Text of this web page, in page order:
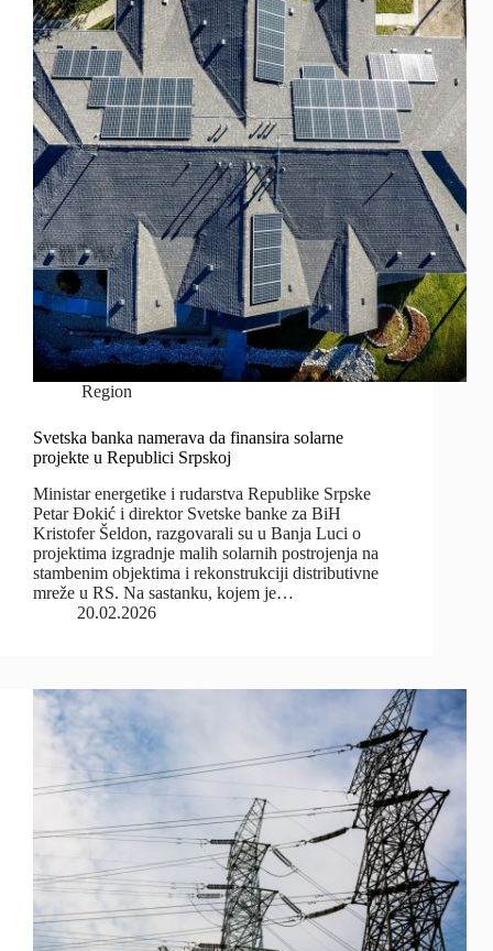
Region
Svetska banka namerava da finansira solarne
projekte u Republici Srpskoj
Ministar energetike i rudarstva Republike Srpske
Petar Đokić i direktor Svetske banke za BiH
Kristofer Šeldon, razgovarali su u Banja Luci o
projektima izgradnje malih solarnih postrojenja na
stambenim objektima i rekonstrukciji distributivne
mreže u RS. Na sastanku, kojem je…
20.02.2026